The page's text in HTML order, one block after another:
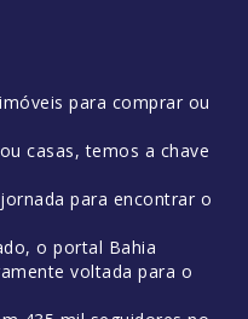
para comprar ou
casas, temos a chave
para encontrar o
o portal Bahia
voltada para o